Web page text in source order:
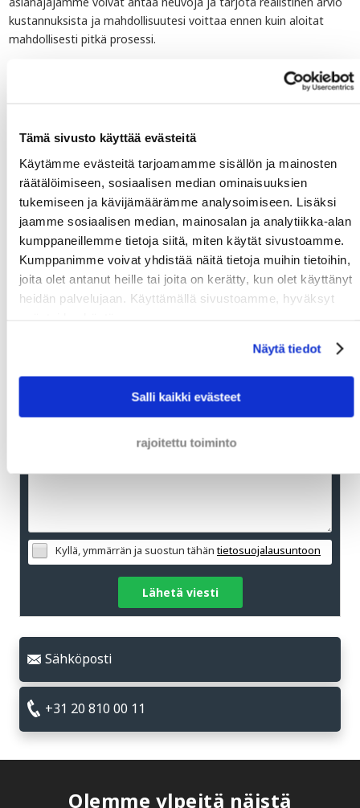
Tämä sivusto käyttää evästeitä
Käytämme evästeitä tarjoamamme sisällön ja mainosten
räätälöimiseen, sosiaalisen median ominaisuuksien
tukemiseen ja kävijämäärämme analysoimiseen. Lisäksi
jaamme sosiaalisen median, mainosalan ja analytiikka-alan
kumppaneillemme tietoja siitä, miten käytät sivustoamme.
Kumppanimme voivat yhdistää näitä tietoja muihin tietoihin,
joita olet antanut heille tai joita on kerätty, kun olet käyttänyt
heidän palvelujaan. Käyttämällä sivustoamme, hyväksyt
Näytä tiedot
Salli kaikki evästeet
rajoitettu toiminto
kustannuksista ja mahdollisuutesi voittaa ennen kuin aloitat
mahdollisesti pitkä prosessi.
6. Tuo perintäyritys asiantuntija
voi lievittää painetta. Siirrä asia meille ja teemme jahtaa sinua.
Tietenkin voit seurata vaiheita itse kuten olemme hahmoteltu,
mutta perintäyritys lakiasiaintoimisto, meillä on enemmän
välineitä käytössämme, erityisesti tietoa lain, jotta onnistumme
ja sinut rahasi takaisin – nopeasti.
Sitoumukseton tiedustelu
Kyllä, ymmärrän ja suostun tähäntietosuojalausuntoon
Lähetä viesti
Sähköposti
+31 20 810 00 11
Olemme ylpeitä näistä